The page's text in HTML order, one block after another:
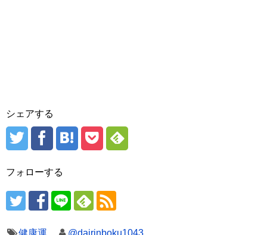
シェアする
フォローする
健康運 @dairinboku1043